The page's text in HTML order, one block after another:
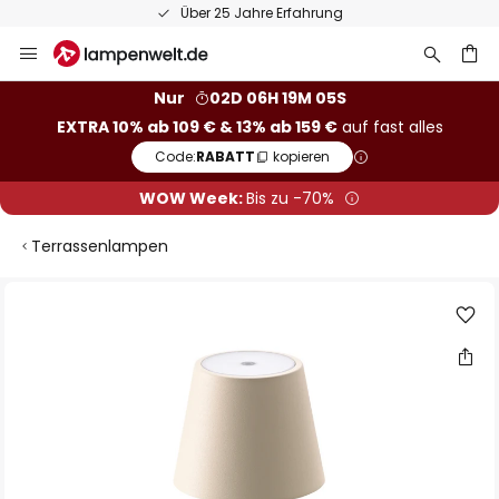
Über 25 Jahre Erfahrung
Inhalt
Nur
02D 06H 19M 05S
EXTRA 10% ab 109 € & 13% ab 159 €auf fast alles
Code:RABATT kopieren
WOW Week:Bis zu -70%
Terrassenlampen